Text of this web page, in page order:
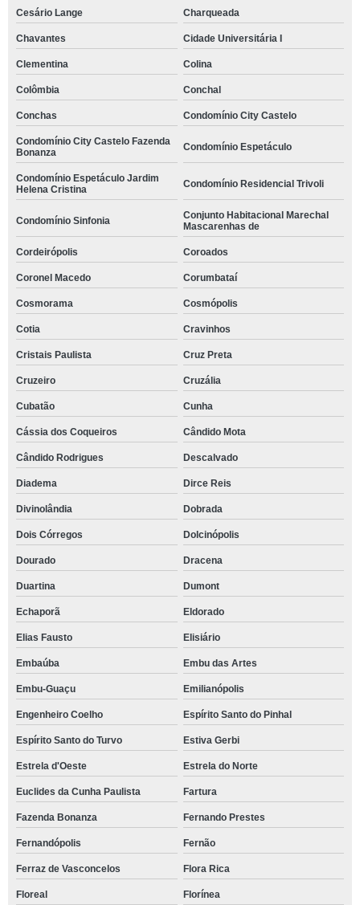
Cesário Lange Charqueada
Chavantes Cidade Universitária I
Clementina Colina
Colômbia Conchal
Conchas Condomínio City Castelo
Condomínio City Castelo Fazenda
Bonanza
Condomínio Espetáculo
Condomínio Espetáculo Jardim
Helena Cristina
Condomínio Residencial Trivoli
Condomínio Sinfonia
Conjunto Habitacional Marechal
Mascarenhas de
Cordeirópolis Coroados
Coronel Macedo Corumbataí
Cosmorama Cosmópolis
Cotia Cravinhos
Cristais Paulista Cruz Preta
Cruzeiro Cruzália
Cubatão Cunha
Cássia dos Coqueiros Cândido Mota
Cândido Rodrigues Descalvado
Diadema Dirce Reis
Divinolândia Dobrada
Dois Córregos Dolcinópolis
Dourado Dracena
Duartina Dumont
Echaporã Eldorado
Elias Fausto Elisiário
Embaúba Embu das Artes
Embu-Guaçu Emilianópolis
Engenheiro Coelho Espírito Santo do Pinhal
Espírito Santo do Turvo Estiva Gerbi
Estrela d'Oeste Estrela do Norte
Euclides da Cunha Paulista Fartura
Fazenda Bonanza Fernando Prestes
Fernandópolis Fernão
Ferraz de Vasconcelos Flora Rica
Floreal Florínea